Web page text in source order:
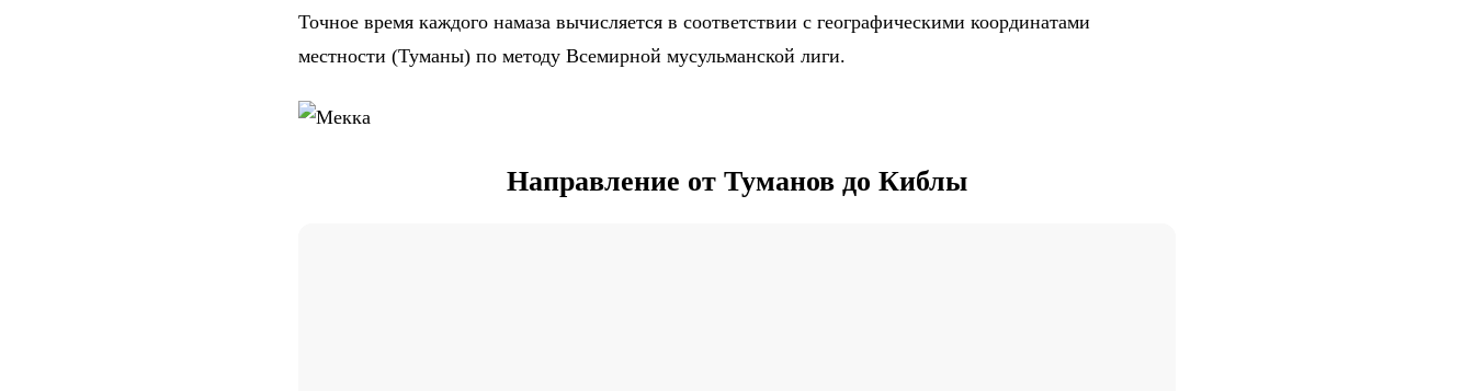
Точное время каждого намаза вычисляется в соответствии с географическими координатами
местности (Туманы) по методу Всемирной мусульманской лиги.
Направление от Туманов до Киблы